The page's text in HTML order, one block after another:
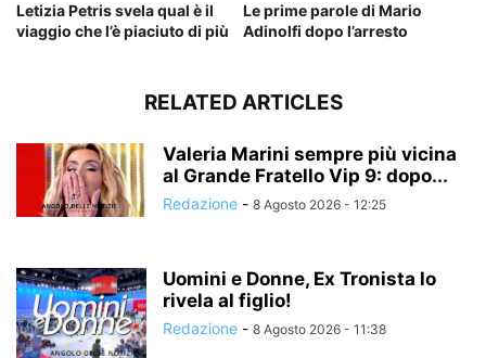
Letizia Petris svela qual è il
viaggio che l’è piaciuto di più
Le prime parole di Mario
Adinolfi dopo l’arresto
RELATED ARTICLES
Valeria Marini sempre più vicina
al Grande Fratello Vip 9: dopo...
Redazione - 8 Agosto 2026 - 12:25
Uomini e Donne, Ex Tronista lo
rivela al figlio!
Redazione - 8 Agosto 2026 - 11:38